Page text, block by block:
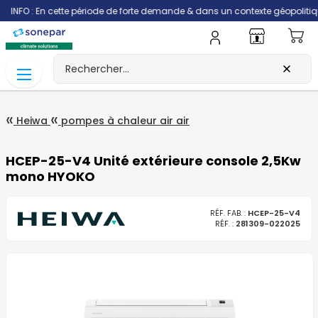
: En cette période de forte demande & dans un contexte géopolitique
Heiwa pompes à chaleur air air
HCEP-25-V4 Unité extérieure console 2,5Kw
mono HYOKO
RÉF. FAB. : HCEP-25-V4
RÉF. : 281309-022025